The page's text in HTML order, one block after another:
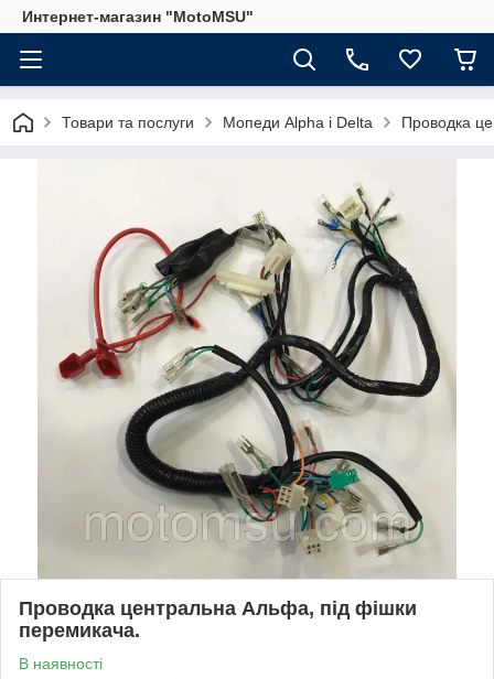
Интернет-магазин "MotoMSU"
Товари та послуги Мопеди Alpha і Delta Проводка
Проводка центральна Альфа, під фішки
перемикача.
В наявності